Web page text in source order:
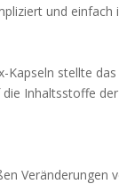
und
stellte
Inhaltsstoffe
Veränderungen